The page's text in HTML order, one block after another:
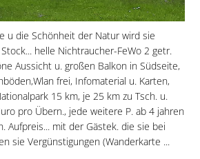
u die Schönheit der Natur wird sie
helle Nichtraucher-FeWo 2 getr.
Aussicht u. großen Balkon in Südseite,
frei, Infomaterial u. Karten,
15 km, je 25 km zu Tsch. u.
pro Übern., jede weitere P. ab 4 jahren
Aufpreis... mit der Gästek. die sie bei
sie Vergünstigungen (Wanderkarte ...